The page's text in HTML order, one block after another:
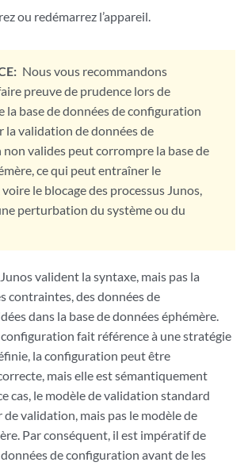
ou redémarrez l’appareil.
Nous vous recommandons
preuve de prudence lors de
la base de données de configuration
la validation de données de
valides peut corrompre la base de
ce qui peut entraîner le
le blocage des processus Junos,
perturbation du système ou du
valident la syntaxe, mais pas la
contraintes, des données de
dans la base de données éphémère.
configuration fait référence à une stratégie
la configuration peut être
mais elle est sémantiquement
cas, le modèle de validation standard
de validation, mais pas le modèle de
Par conséquent, il est impératif de
de configuration avant de les